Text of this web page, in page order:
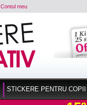
Contul meu
STICKERE PENTRU COPII